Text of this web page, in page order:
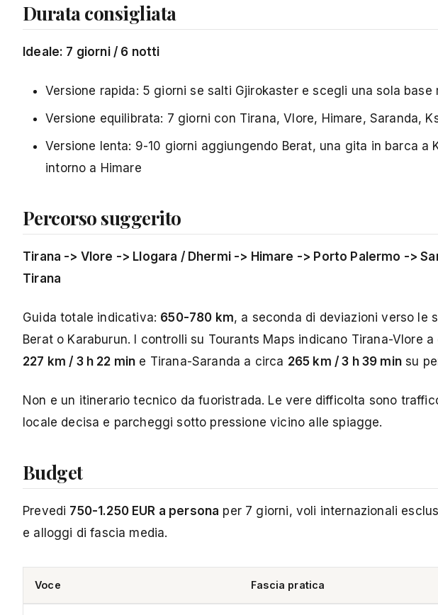
Durata consigliata
Ideale: 7 giorni / 6 notti
Versione rapida: 5 giorni se salti Gjirokaster e scegli una sola base
Versione equilibrata: 7 giorni con Tirana, Vlore, Himare, Saranda,
Versione lenta: 9-10 giorni aggiungendo Berat, una gita in barca a
intorno a Himare
Percorso suggerito
Tirana -> Vlore -> Llogara / Dhermi -> Himare -> Porto Palermo ->
Tirana
Guida totale indicativa: 650-780 km, a seconda di deviazioni verso le
Berat o Karaburun. I controlli su Tourants Maps indicano Tirana-Vlore a
227 km / 3 h 22 min e Tirana-Saranda a circa 265 km / 3 h 39 minsu
Non e un itinerario tecnico da fuoristrada. Le vere difficolta sono
locale decisa e parcheggi sotto pressione vicino alle spiagge.
Budget
Prevedi 750-1.250 EUR a persona per 7 giorni, voli internazionali
e alloggi di fascia media.
Voce Fascia pratica